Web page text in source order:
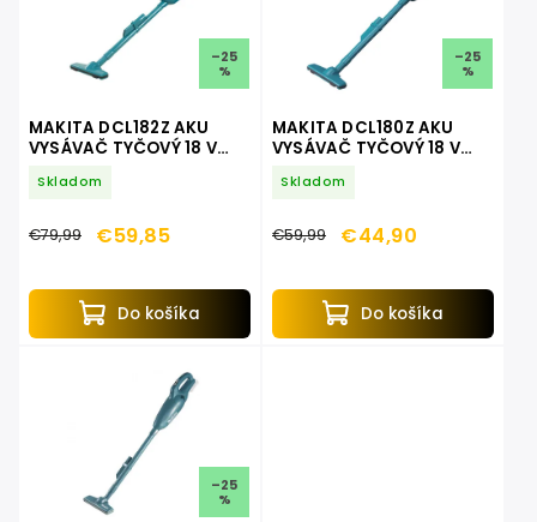
–25
%
MAKITA DCL182Z AKU
VYSÁVAČ TYČOVÝ 18 V
Skladom
€79,99 €59,85
Do košíka
–25
%
MAKITA DCL180Z AKU
VYSÁVAČ TYČOVÝ 18 V
Skladom
€59,99 €44,90
Do košíka
–25
%